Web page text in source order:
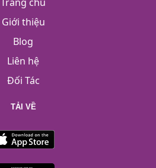
Giới thiệu
Blog
Liên hệ
Đối Tác
TẢI VỀ